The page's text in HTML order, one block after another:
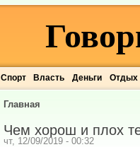
Спорт Власть Деньги Отдых
Главная
Чем хорош и плох
чт, 12/09/2019 - 00:32